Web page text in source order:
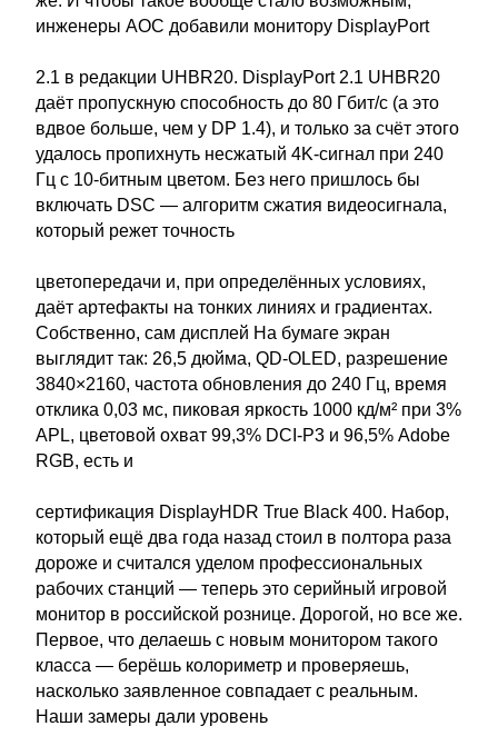
инженеры AOC добавили монитору DisplayPort
2.1 в редакции UHBR20. DisplayPort 2.1 UHBR20
даёт пропускную способность до 80 Гбит/с (а это
вдвое больше, чем у DP 1.4), и только за счёт этого
удалось пропихнуть несжатый 4K-сигнал при 240
Гц с 10-битным цветом. Без него пришлось бы
включать DSC — алгоритм сжатия видеосигнала,
который режет точность
цветопередачи и, при определённых условиях,
даёт артефакты на тонких линиях и градиентах.
Собственно, сам дисплей На бумаге экран
выглядит так: 26,5 дюйма, QD-OLED, разрешение
3840×2160, частота обновления до 240 Гц, время
отклика 0,03 мс, пиковая яркость 1000 кд/м² при 3%
APL, цветовой охват 99,3% DCI-P3 и 96,5% Adobe
RGB, есть и
сертификация DisplayHDR True Black 400. Набор,
который ещё два года назад стоил в полтора раза
дороже и считался уделом профессиональных
рабочих станций — теперь это серийный игровой
монитор в российской рознице. Дорогой, но все же.
Первое, что делаешь с новым монитором такого
класса — берёшь колориметр и проверяешь,
насколько заявленное совпадает с реальным.
Наши замеры дали уровень